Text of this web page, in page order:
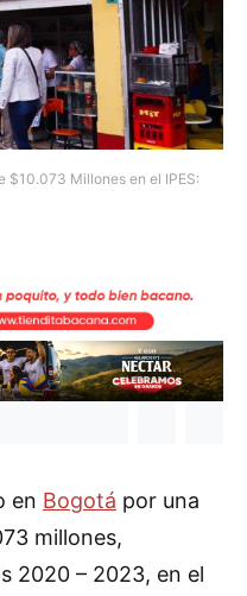
$10.073 Millones en el IPES:
en Bogotá por una
millones,
2020 – 2023, en el